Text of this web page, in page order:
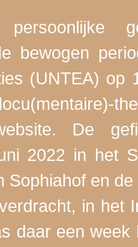
bewogen
(UNTEA) op
De
2022 in het
Sophiahof en
in het
daar een week